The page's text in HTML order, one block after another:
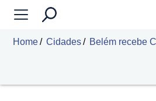
Home Cidades Belém recebe